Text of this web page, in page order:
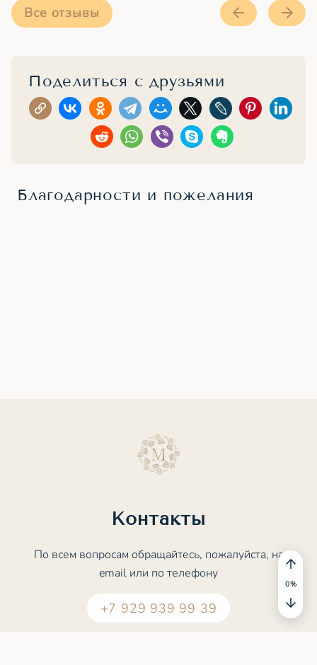
Все отзывы
Поделиться с друзьями
Благодарности и пожелания
Контакты
По всем вопросам обращайтесь, пожалуйста, на
email или по телефону
+7 929 939 99 39
0%